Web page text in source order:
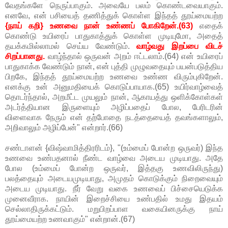
வேதங்களே நெருப்பாகும். அவையே பலம் கொண்டவையாகும்.
எனவே, என் பசியைத் தணித்துக் கொள்ள இந்தத் தூய்மையற்ற
{நாய் கறி} உணவை நான் உண்ணப் போகிறேன்.(63) எதைக்
கொண்டு உயிரைப் பாதுகாத்துக் கொள்ள முடியுமோ, அதைத்
தயக்கமில்லாமல் செய்ய வேண்டும்.வாழ்வது இறப்பை விடச்
சிறப்பானது. வாழ்ந்தால் ஒருவன் அறம் ஈட்டலாம்.(64) என் உயிரைப்
பாதுகாக்க வேண்டும் நான், என் புத்தி முழுவதையும் பயன்படுத்திய
பிறகே, இந்தத் தூய்மையற்ற உணவை உண்ண விரும்புகிறேன்.
எனக்கு உன் அனுமதியைக் கொடுப்பாயாக.(65) உயிர்வாழ்வைத்
தொடர்ந்தால், அறமீட்ட முயலும் நான், ஆகாயத்து ஒளிக்கோள்கள்
அடர்த்தியான இருளையும் அழிப்பதைப் போல, பேரிடரின்
விளைவாக நேரும் என் தற்போதை நடத்தையைத் தவங்களாலும்,
அறிவாலும் அழிப்பேன்" என்றார்.(66)
சண்டாளன் {விஷ்வாமித்திரரிடம்}, "(உம்மைப் போன்ற ஒருவர்) இந்த
உணவை உண்பதனால் நீண்ட வாழ்வை அடைய முடியாது. அதே
போல (உம்மைப் போன்ற ஒருவர், இத்தகு உணவிலிருந்து)
பலத்தையும் அடையமுடியாது, அமுதம் கொடுக்கும் நிறைவையும்
அடைய முடியாது. நீர் வேறு வகை உணவைப் பிச்சையெடுக்க
முனைவீராக. நாயின் இறைச்சியை உண்பதில் உமது இதயம்
செல்லாதிருக்கட்டும். மறுபிறப்பாள வகையினருக்கு நாய்
தூய்மையற்ற உணவாகும்" என்றான்.(67)